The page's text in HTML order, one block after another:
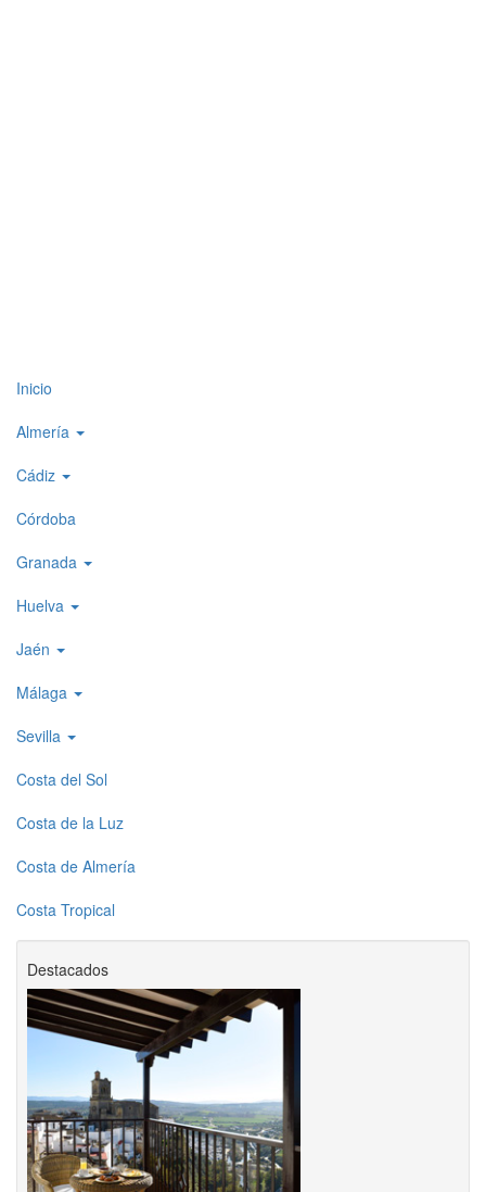
Top
level
1
Inicio
Almería
Cádiz
Córdoba
Granada
Huelva
Jaén
Málaga
Sevilla
Costa del Sol
Costa de la Luz
Costa de Almería
Costa Tropical
Destacados